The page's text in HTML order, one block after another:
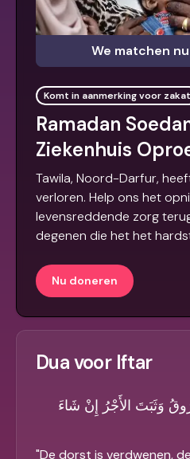
We matchen
Komt in aanmerking voor zakat
Ramadan
Ziekenhuis
Tawila, Noord-Darfur,
verloren. Help ons het
levensreddende zorg
degenen die het het
Nu doneren
Dua voor Iftar
وَثَبَتَ الأَجْرُ إِنْ شَاءَ
"De dorst is verdwenen,